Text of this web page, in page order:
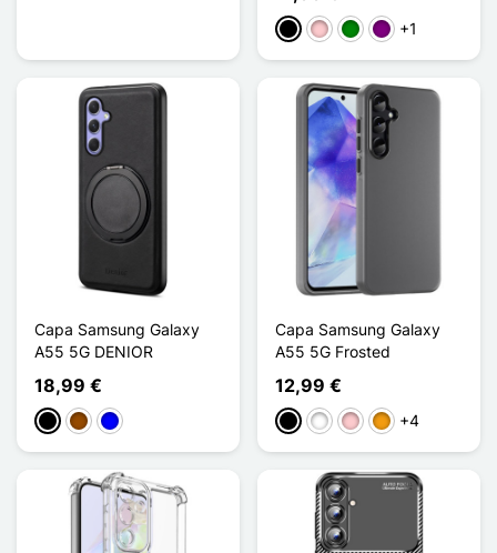
PretoRosaVerdePúrpura
+1
Capa Samsung Galaxy
A55 5G DENIOR
18,99 €
PretoCastanho
Azul
Capa Samsung Galaxy
A55 5G Frosted
12,99 €
PretoBrancoRosaLaranja
+4